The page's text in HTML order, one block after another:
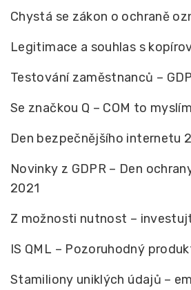
Chystá se zákon o ochraně
Legitimace a souhlas s
Testování zaměstnanců –
Se značkou Q – COM to
Den bezpečnějšího internetu
Novinky z GDPR – Den
2021
Z možnosti nutnost –
IS QML – Pozoruhodný
Stamiliony uniklých údajů –